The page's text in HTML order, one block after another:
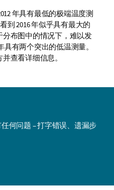
年具有最低的极端温度测
到 2016 年似乎具有最大的
布图中的情况下，难以发
具有两个突出的低温测量。
查看详细信息。
何问题 – 打字错误、遗漏步